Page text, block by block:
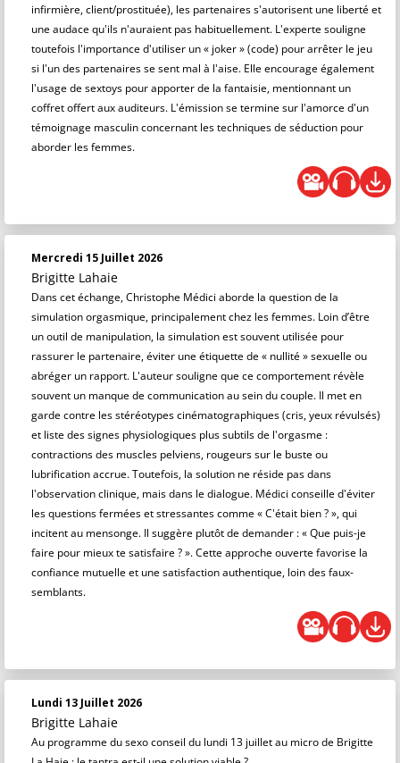
infirmière, client/prostituée), les partenaires s'autorisent une liberté et
une audace qu'ils n'auraient pas habituellement. L'experte souligne
toutefois l'importance d'utiliser un « joker » (code) pour arrêter le jeu
si l'un des partenaires se sent mal à l'aise. Elle encourage également
l'usage de sextoys pour apporter de la fantaisie, mentionnant un
coffret offert aux auditeurs. L'émission se termine sur l'amorce d'un
témoignage masculin concernant les techniques de séduction pour
aborder les femmes.
Mercredi 15 Juillet 2026
Brigitte Lahaie
Dans cet échange, Christophe Médici aborde la question de la
simulation orgasmique, principalement chez les femmes. Loin d’être
un outil de manipulation, la simulation est souvent utilisée pour
rassurer le partenaire, éviter une étiquette de « nullité » sexuelle ou
abréger un rapport. L'auteur souligne que ce comportement révèle
souvent un manque de communication au sein du couple. Il met en
garde contre les stéréotypes cinématographiques (cris, yeux révulsés)
et liste des signes physiologiques plus subtils de l'orgasme :
contractions des muscles pelviens, rougeurs sur le buste ou
lubrification accrue. Toutefois, la solution ne réside pas dans
l'observation clinique, mais dans le dialogue. Médici conseille d'éviter
les questions fermées et stressantes comme « C'était bien ? », qui
incitent au mensonge. Il suggère plutôt de demander : « Que puis-je
faire pour mieux te satisfaire ? ». Cette approche ouverte favorise la
confiance mutuelle et une satisfaction authentique, loin des faux-
semblants.
Lundi 13 Juillet 2026
Brigitte Lahaie
Au programme du sexo conseil du lundi 13 juillet au micro de Brigitte